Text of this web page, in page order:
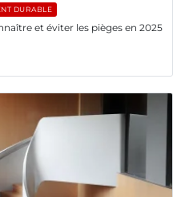
DURABLE
et éviter les pièges en 2025